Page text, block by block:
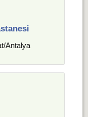
Antalya